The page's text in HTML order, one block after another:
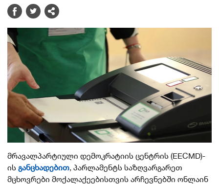
მრავალპარტიული დემოკრატიის ცენტრის (EECMD)-
ის განცხადებით, პარლამენტს საზღვარგარეთ
მცხოვრები მოქალაქეებისთვის არჩევნებში ონლაინ